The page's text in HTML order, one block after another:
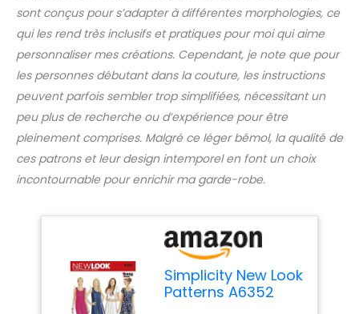
sont conçus pour s’adapter à différentes morphologies, ce
qui les rend très inclusifs et pratiques pour moi qui aime
personnaliser mes créations. Cependant, je note que pour
les personnes débutant dans la couture, les instructions
peuvent parfois sembler trop simplifiées, nécessitant un
peu plus de recherche ou d’expérience pour être
pleinement comprises. Malgré ce léger bémol, la qualité de
ces patrons et leur design intemporel en font un choix
incontournable pour enrichir ma garde-robe.
Simplicity New Look
Patterns A6352